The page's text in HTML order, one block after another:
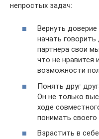
непростых задач:
Вернуть
начать
партнера свои
что не нравится
возможности
Понять друг
Он не только
ходе
понимать своего
Взрастить в